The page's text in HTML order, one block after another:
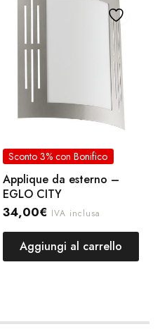
Sconto 3% con Bonifico
Applique da esterno –
EGLO CITY
34,00€ IVA inclusa
Aggiungi al carrello